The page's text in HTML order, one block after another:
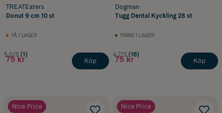
TREATEaters
Donut 9 cm 10 st
FÅ I LAGER
5.0/5 (1)
75 kr Köp
Dogman
Tugg Dental Kyckling 28 st
FINNS I LAGER
4.7/5 (16)
75 kr Köp
Nice Price Nice Price